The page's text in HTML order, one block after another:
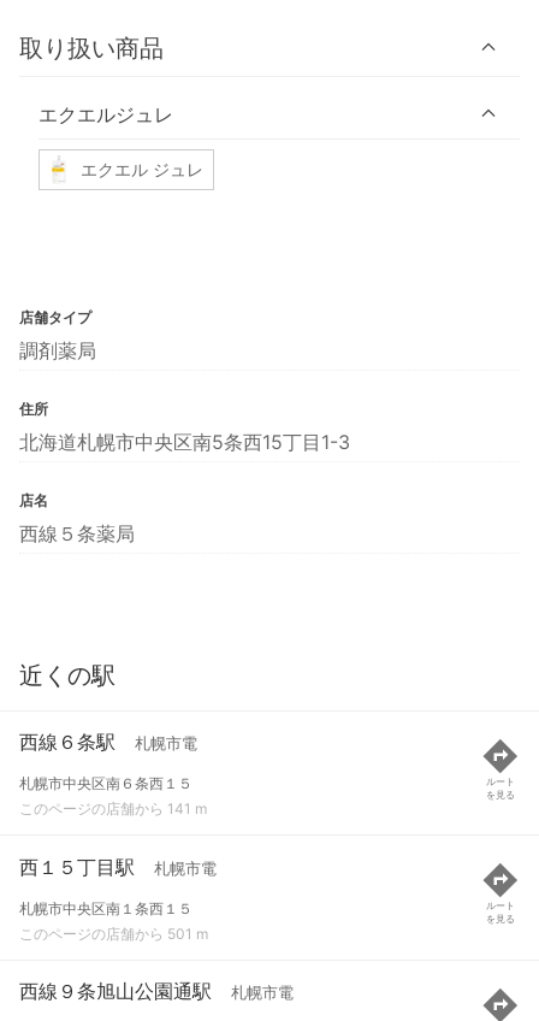
取り扱い商品
エクエルジュレ
エクエル ジュレ
店舗タイプ
調剤薬局
住所
北海道札幌市中央区南5条西15丁目1-3
店名
西線５条薬局
近くの駅
西線６条駅 札幌市電
札幌市中央区南６条西１５
このページの店舗から 141 m
ルート
を見る
西１５丁目駅 札幌市電
札幌市中央区南１条西１５
このページの店舗から 501 m
ルート
を見る
西線９条旭山公園通駅 札幌市電